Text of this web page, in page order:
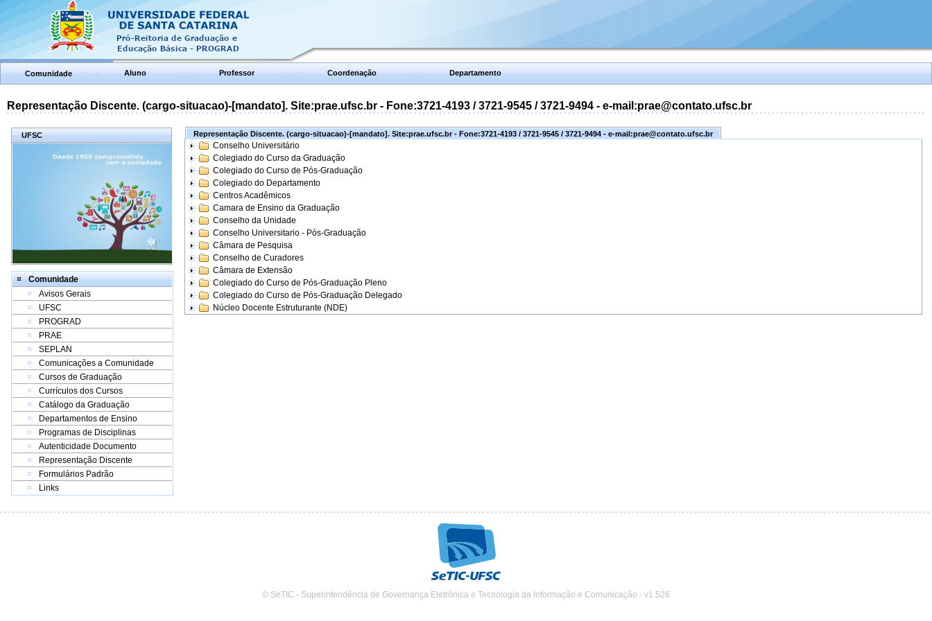
Comunidade Aluno Professor Coordenação Departamento
Representação Discente. (cargo-situacao)-[mandato]. Site:prae.ufsc.br - Fone:3721-4193 / 3721-9545 / 3721-9494 - e-mail:prae@contato.ufsc.br
UFSC
Comunidade
Avisos Gerais
UFSC
PROGRAD
PRAE
SEPLAN
Comunicações a Comunidade
Cursos de Graduação
Currículos dos Cursos
Catálogo da Graduação
Departamentos de Ensino
Programas de Disciplinas
Autenticidade Documento
Representação Discente
Formulários Padrão
Links
Representação Discente. (cargo-situacao)-[mandato]. Site:prae.ufsc.br - Fone:3721-4193 / 3721-9545 / 3721-9494 - e-mail:prae@contato.ufsc.br
Conselho Universitário
Colegiado do Curso da Graduação
Colegiado do Curso de Pós-Graduação
Colegiado do Departamento
Centros Acadêmicos
Camara de Ensino da Graduação
Conselho da Unidade
Conselho Universitario - Pós-Graduação
Câmara de Pesquisa
Conselho de Curadores
Câmara de Extensão
Colegiado do Curso de Pós-Graduação Pleno
Colegiado do Curso de Pós-Graduação Delegado
Núcleo Docente Estruturante (NDE)
© SeTIC - Superintendência de Governança Eletrônica e Tecnologia da Informação e Comunicação - v1.526